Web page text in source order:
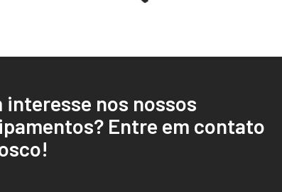
interesse nos nossos
Entre em contato